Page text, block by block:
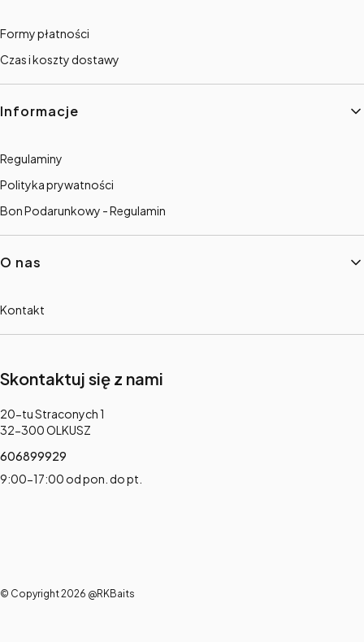
Formy płatności
Czas i koszty dostawy
Informacje
Regulaminy
Polityka prywatności
Bon Podarunkowy - Regulamin
O nas
Kontakt
Skontaktuj się z nami
Adres:
20-tu Straconych 1
32-300 OLKUSZ
606899929
9:00-17:00 od pon. do pt.
© Copyright 2026 @RKBaits